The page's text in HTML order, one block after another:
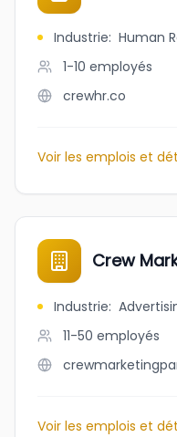
Industrie: Human
1-10 employés
crewhr.co
Voir les emplois et
Crew
Industrie:
11-50 employés
Voir les emplois et